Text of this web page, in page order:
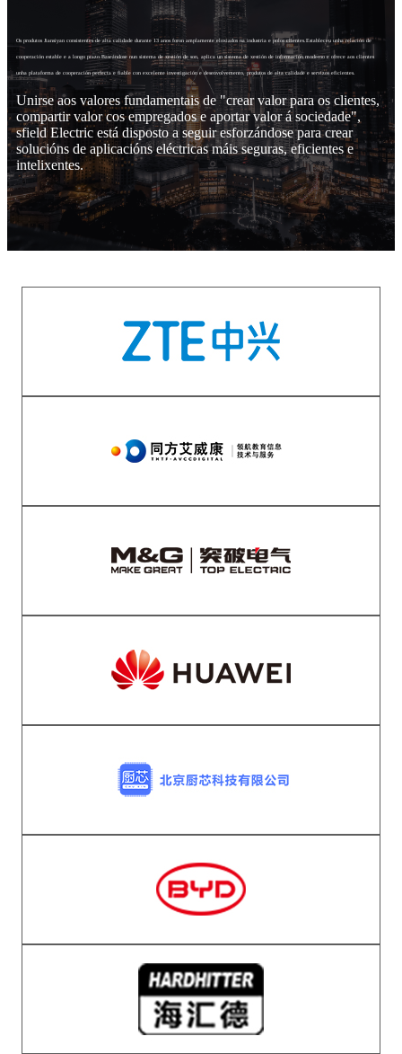
Os produtos Jiansiyan consistentes de alta calidade durante 13 anos foron amplamente eloxiados na industria e polos clientes.Estableceu unha relación de
cooperación estable e a longo prazo.Baseándose nun sistema de xestión de son, aplica un sistema de xestión de información moderno e ofrece aos clientes
unha plataforma de cooperación perfecta e fiable con excelente investigación e desenvolvemento, produtos de alta calidade e servizos eficientes.
Unirse aos valores fundamentais de "crear valor para os clientes,
compartir valor cos empregados e aportar valor á sociedade",
sfield Electric está disposto a seguir esforzándose para crear
solucións de aplicacións eléctricas máis seguras, eficientes e
intelixentes.